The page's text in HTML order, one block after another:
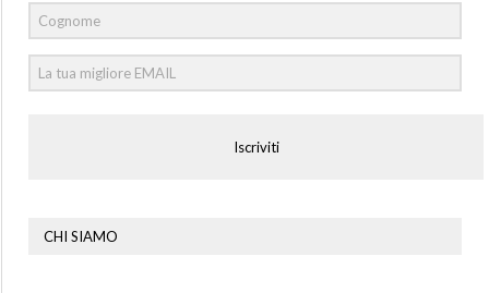
Iscriviti
CHI SIAMO